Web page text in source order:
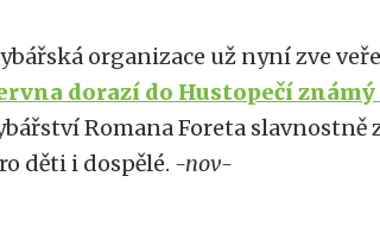
organizace už nyní zve
dorazí do Hustopečí známý
Romana Foreta
děti i dospělé. -nov-